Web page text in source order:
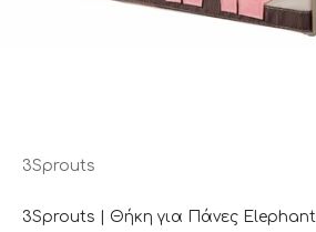
3Sprouts
3Sprouts | Θήκη για Πάνες Elephant